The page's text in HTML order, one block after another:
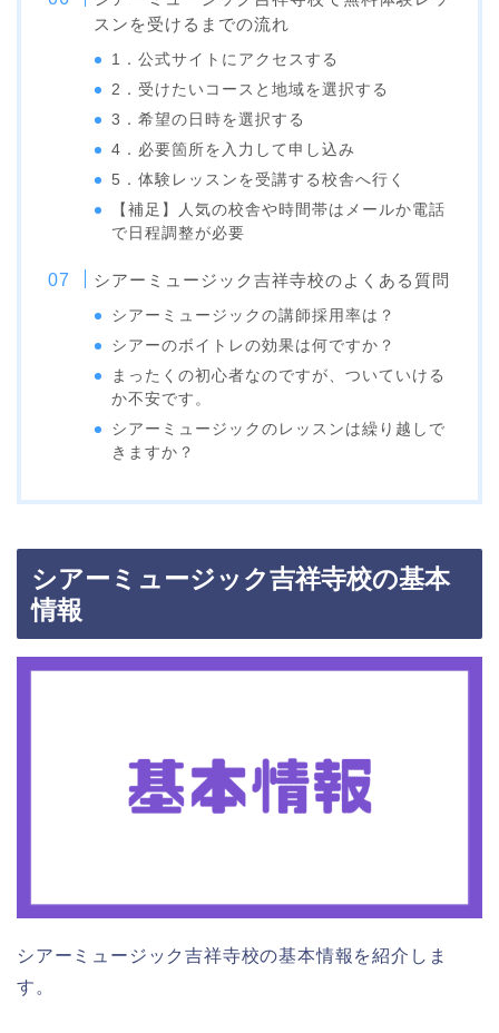
スンを受けるまでの流れ
1．公式サイトにアクセスする
2．受けたいコースと地域を選択する
3．希望の日時を選択する
4．必要箇所を入力して申し込み
5．体験レッスンを受講する校舎へ行く
【補足】人気の校舎や時間帯はメールか電話
で日程調整が必要
シアーミュージック吉祥寺校のよくある質問
シアーミュージックの講師採用率は？
シアーのボイトレの効果は何ですか？
まったくの初心者なのですが、ついていける
か不安です。
シアーミュージックのレッスンは繰り越しで
きますか？
シアーミュージック吉祥寺校の基本
情報
シアーミュージック吉祥寺校の基本情報を紹介しま
す。